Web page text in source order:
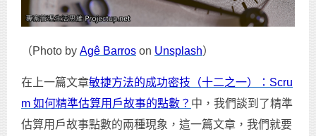
（Photo by Agê Barros on Unsplash）
在上一篇文章敏捷方法的成功密技（十二之一）：Scru
m 如何精準估算用戶故事的點數？ 中，我們談到了精準
估算用戶故事點數的兩種現象，這一篇文章，我們就要